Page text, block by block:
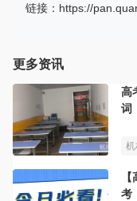
链接：https://
更多资讯
高
词
考